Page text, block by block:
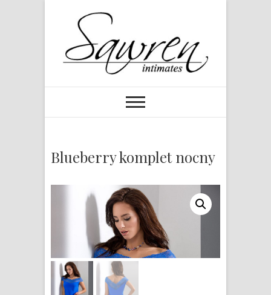
Blueberry komplet nocny